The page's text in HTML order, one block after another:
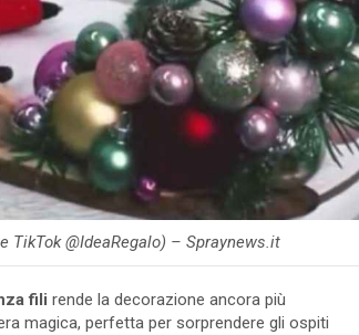
@IdeaRegalo) – Spraynews.it
fili rende la decorazione ancora più
magica, perfetta per sorprendere gli ospiti